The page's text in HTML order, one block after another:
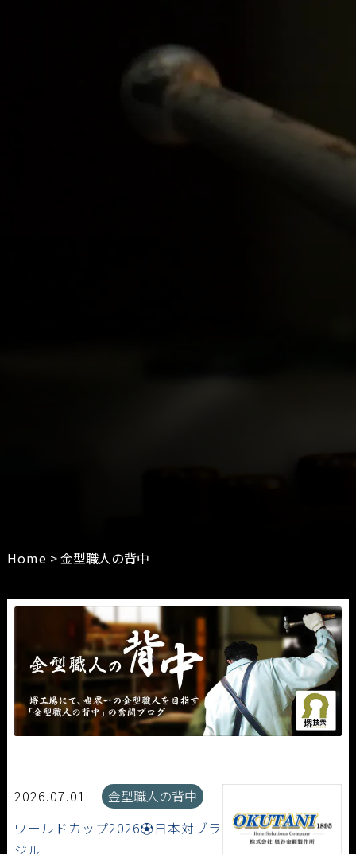
Home >金型職人の背中
2026.07.01
金型職人の背中
ワールドカップ2026⚽日本対ブラ
ジル